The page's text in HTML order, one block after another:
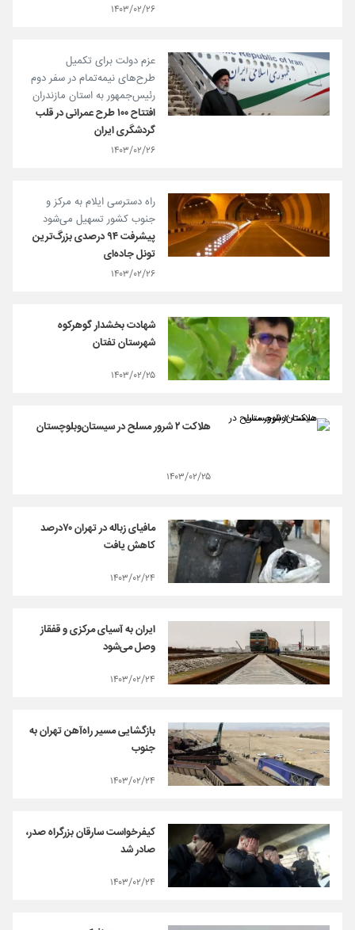
۱۴۰۳/۰۲/۲۶
عزم دولت برای تکمیل
طرح‌های نیمه‌تمام در سفر دوم
رئیس‌جمهور به استان مازندران
افتتاح ۱۰۰ طرح عمرانی در قلب
گردشگری ایران
۱۴۰۳/۰۲/۲۶
راه دسترسی ایلام به مرکز و
جنوب کشور تسهیل می‌شود
پیشرفت ۹۴ درصدی بزرگ‌ترین
تونل جاده‌ای
۱۴۰۳/۰۲/۲۶
شهادت بخشدار گوهرکوه
شهرستان تفتان
۱۴۰۳/۰۲/۲۵
هلاکت ۲ شرور مسلح در سیستان‌وبلوچستان
۱۴۰۳/۰۲/۲۵
مافیای زباله در تهران ۷۰درصد
کاهش یافت
۱۴۰۳/۰۲/۲۴
ایران به آسیای مرکزی و قفقاز
وصل می‌شود
۱۴۰۳/۰۲/۲۴
بازگشایی مسیر راه‌آهن تهران به
جنوب
۱۴۰۳/۰۲/۲۴
کیفرخواست سارقان بزرگراه صدر،
صادر شد
۱۴۰۳/۰۲/۲۴